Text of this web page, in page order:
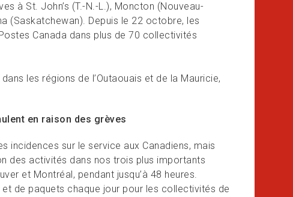
à St. John’s (T.-N.-L.), Moncton (Nouveau-
(Saskatchewan). Depuis le 22 octobre, les
Canada dans plus de 70 collectivités
les régions de l’Outaouais et de la Mauricie,
en raison des grèves
incidences sur le service aux Canadiens, mais
des activités dans nos trois plus importants
et Montréal, pendant jusqu’à 48 heures.
de paquets chaque jour pour les collectivités de